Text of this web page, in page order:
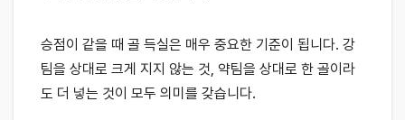
승점이 같을 때 골 득실은 매우 중요한 기준이 됩니다. 강
팀을 상대로 크게 지지 않는 것, 약팀을 상대로 한 골이라
도 더 넣는 것이 모두 의미를 갖습니다.